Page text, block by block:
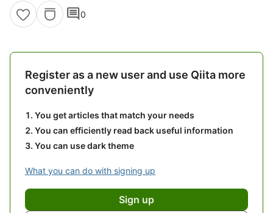
comment0
Register as a new user and use Qiita more
conveniently
You get articles that match your needs
You can efficiently read back useful information
You can use dark theme
What you can do with signing up
Sign up